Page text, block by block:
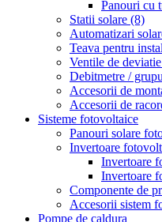
Panouri cu
Statii solare (8)
Automatizari
Teava pentru
Ventile de
Debitmetre /
Accesorii de
Accesorii de
Sisteme fotovoltaice
Panouri solare
Invertoare
Invertoare
Invertoare
Componente de
Accesorii sistem
Pompe de caldura